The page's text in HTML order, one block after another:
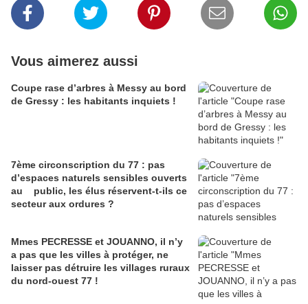
Vous aimerez aussi
Coupe rase d’arbres à Messy au bord
de Gressy : les habitants inquiets !
7ème circonscription du 77 : pas
d’espaces naturels sensibles ouverts
au public, les élus réservent-t-ils ce
secteur aux ordures ?
Mmes PECRESSE et JOUANNO, il n’y
a pas que les villes à protéger, ne
laisser pas détruire les villages ruraux
du nord-ouest 77 !